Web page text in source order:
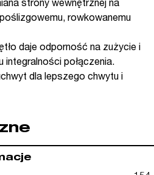
strony wewnętrznej na
rowkowanemu
daje odporność na zużycie i
integralności połączenia.
dla lepszego chwytu i